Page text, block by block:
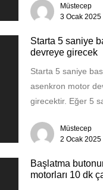
Müstecep
3 Ocak 2025
Starta 5 saniye
devreye girecek
Starta 5 saniye
asenkron motor
girecektir. Eğer 5
asenkron motor
girmeyecektir....
Müstecep
2 Ocak 2025
Başlatma
motorları 10 dk